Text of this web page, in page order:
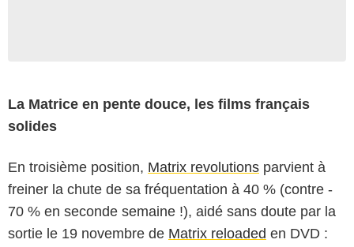
La Matrice en pente douce, les films français
solides
En troisième position, Matrix revolutions parvient à
freiner la chute de sa fréquentation à 40 % (contre -
70 % en seconde semaine !), aidé sans doute par la
sortie le 19 novembre de Matrix reloaded en DVD :